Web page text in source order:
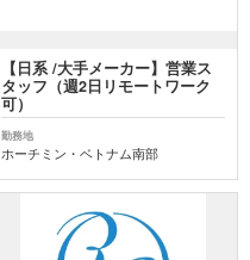
【日系 /大手メーカー】営業ス
タッフ（週2日リモートワーク
可）
勤務地
ホーチミン・ベトナム南部